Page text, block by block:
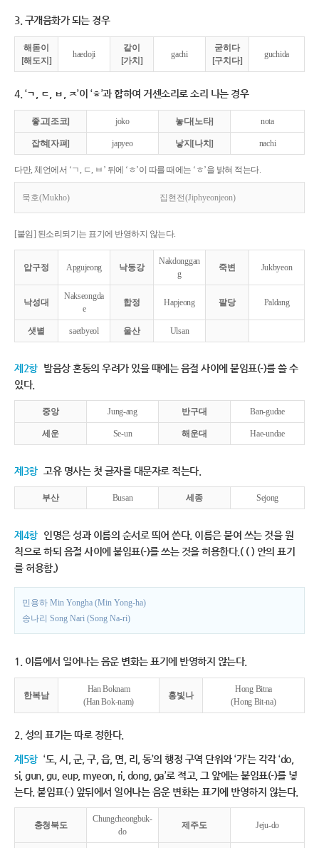
3. 구개음화가 되는 경우
해돋이
[해도지]
haedoji
같이
[가치]
gachi
굳히다
[구치다]
guchida
4. ‘ㄱ, ㄷ, ㅂ, ㅈ’이 ‘ㅎ’과 합하여 거센소리로 소리 나는 경우
좋고[조코] joko 놓다[노타] nota
잡혀[자펴] japyeo 낳지[나치] nachi
다만, 체언에서 ‘ㄱ, ㄷ, ㅂ’ 뒤에 ‘ㅎ’이 따를 때에는 ‘ㅎ’을 밝혀 적는다.
묵호(Mukho) 집현전(Jiphyeonjeon)
[붙임] 된소리되기는 표기에 반영하지 않는다.
압구정 Apgujeong 낙동강
Nakdonggan
g
죽변 Jukbyeon
낙성대
Nakseongda
e
합정 Hapjeong 팔당 Paldang
샛별 saetbyeol 울산 Ulsan
제2항 발음상 혼동의 우려가 있을 때에는 음절 사이에 붙임표(-)를 쓸 수
있다.
중앙 Jung-ang 반구대 Ban-gudae
세운 Se-un 해운대 Hae-undae
제3항 고유 명사는 첫 글자를 대문자로 적는다.
부산 Busan 세종 Sejong
제4항 인명은 성과 이름의 순서로 띄어 쓴다. 이름은 붙여 쓰는 것을 원
칙으로 하되 음절 사이에 붙임표(-)를 쓰는 것을 허용한다.( ( ) 안의 표기
를 허용함.)
민용하 Min Yongha (Min Yong-ha)
송나리 Song Nari (Song Na-ri)
1. 이름에서 일어나는 음운 변화는 표기에 반영하지 않는다.
한복남
Han Boknam
(Han Bok-nam)
홍빛나
Hong Bitna
(Hong Bit-na)
2. 성의 표기는 따로 정한다.
제5항 ‘도, 시, 군, 구, 읍, 면, 리, 동’의 행정 구역 단위와 ‘가’는 각각 ‘do,
si, gun, gu, eup, myeon, ri, dong, ga’로 적고, 그 앞에는 붙임표(-)를 넣
는다. 붙임표(-) 앞뒤에서 일어나는 음운 변화는 표기에 반영하지 않는다.
충청북도
Chungcheongbuk-
do
제주도 Jeju-do